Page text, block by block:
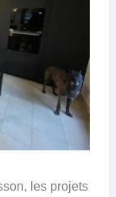
les projets